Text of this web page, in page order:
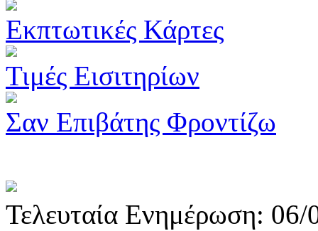
Εκπτωτικές Κάρτες
Τιμές Εισιτηρίων
Σαν Επιβάτης Φροντίζω
Τελευταία Ενημέρωση: